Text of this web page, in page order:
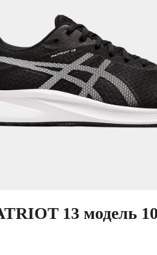
13 модель